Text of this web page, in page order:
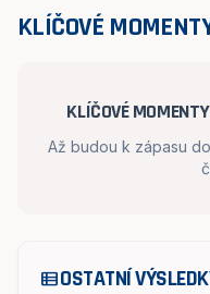
KLÍČOVÉ
KLÍČOVÉ
Až budou k zápasu
view_listOSTATNÍ